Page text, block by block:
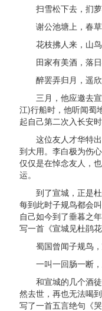
扫雪松下去，扪萝
谢公池塘上，春草
花枝拂人来，山鸟
田家有美酒，落日
醉罢弄归月，遥欣
三月，他应邀去宣
江)行船时，他听闻蜀
起自己第二次入长安
这位友人才华特出
到大用。李白极为伤
仅仅是在悼念友人，
运。
到了宣城，正是杜
每到此时子规鸟都会
自己如今到了垂暮之
写一首《宣城见杜鹃
蜀国曾闻子规鸟，
一叫一回肠一断，
和宣城的几个酒徒
然去世，再也无法喝
写了一首五言绝句《